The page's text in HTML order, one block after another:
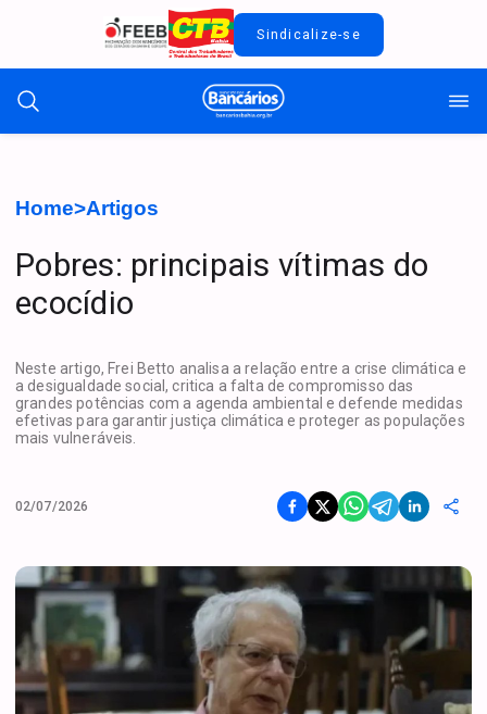
Sindicalize-se
Home>Artigos
Pobres: principais vítimas do
ecocídio
Neste artigo, Frei Betto analisa a relação entre a crise climática e
a desigualdade social, critica a falta de compromisso das
grandes potências com a agenda ambiental e defende medidas
efetivas para garantir justiça climática e proteger as populações
mais vulneráveis.
02/07/2026